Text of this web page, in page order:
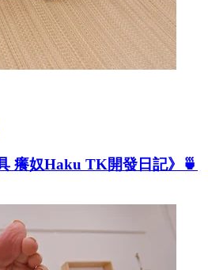
癢奴Haku TK開發日記》🍵